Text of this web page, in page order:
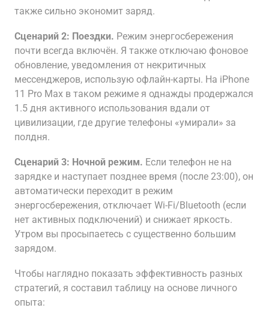
также сильно экономит заряд.
Сценарий 2: Поездки. Режим энергосбережения
почти всегда включён. Я также отключаю фоновое
обновление, уведомления от некритичных
мессенджеров, использую офлайн-карты. На iPhone
11 Pro Max в таком режиме я однажды продержался
1.5 дня активного использования вдали от
цивилизации, где другие телефоны «умирали» за
полдня.
Сценарий 3: Ночной режим. Если телефон не на
зарядке и наступает позднее время (после 23:00), он
автоматически переходит в режим
энергосбережения, отключает Wi-Fi/Bluetooth (если
нет активных подключений) и снижает яркость.
Утром вы просыпаетесь с существенно большим
зарядом.
Чтобы наглядно показать эффективность разных
стратегий, я составил таблицу на основе личного
опыта: